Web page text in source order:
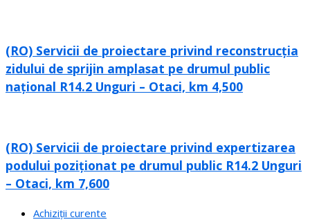
(RO) Servicii de proiectare privind reconstrucția
zidului de sprijin amplasat pe drumul public
național R14.2 Unguri – Otaci, km 4,500
(RO) Servicii de proiectare privind expertizarea
podului poziționat pe drumul public R14.2 Unguri
– Otaci, km 7,600
Achiziții curente